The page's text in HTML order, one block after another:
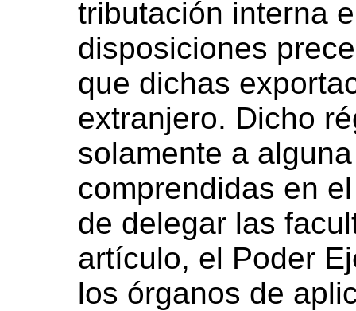
tributación interna
disposiciones
que dichas
extranjero. Dicho
solamente a
comprendidas en
de delegar las
artículo, el Poder
los órganos de